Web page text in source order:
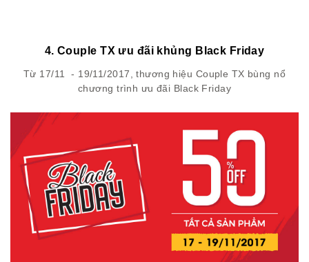
4. Couple TX ưu đãi khủng Black Friday
Từ 17/11 - 19/11/2017, thương hiệu Couple TX bùng nổ
chương trình ưu đãi Black Friday